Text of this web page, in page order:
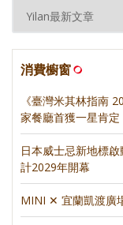
消費櫥窗
《臺灣米其林指南
家餐廳首獲一星肯
日本威士忌新地標
計2029年開幕
MINI ✕ 宜蘭凱渡廣